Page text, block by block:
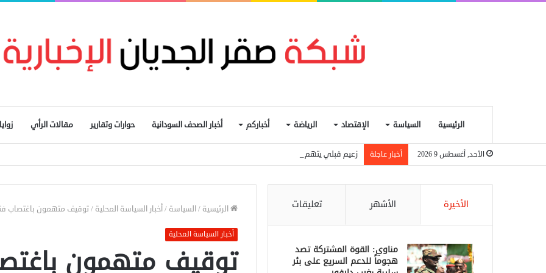
الرئيسية السياسة الإقتصاد الرياضة أخباركم أخبار الصحف السودانية حوارات وتقارير مقالات الرأي
الأحد, أغسطس 9 2026 أخبار عاجلة زعيم قبلي يتهم الجيش الشعبي باعتقال عمال إغاثة في «كاودا»
الرئيسية /السياسة /أخبار السياسة المحلية /توقيف متهمون باغتصاب
أخبار السياسة المحلية
توقيف متهمون
الأخيرة الأشهر تعليقات
مناوي: القوة المشتركة تصد
هجوماً للدعم السريع على بئر